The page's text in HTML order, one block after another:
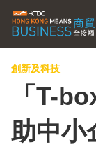
創新及科技
「T-
助中小